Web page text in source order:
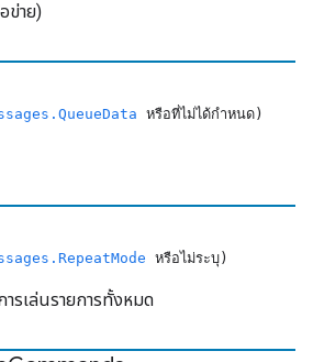
ข่าย)
หรือที่ไม่ได้กำหนด)
หรือไม่ระบุ)
รเล่นรายการทั้งหมด